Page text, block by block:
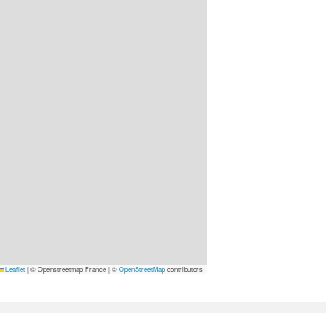
Leaflet|© Openstreetmap France | ©OpenStreetMapcontributors